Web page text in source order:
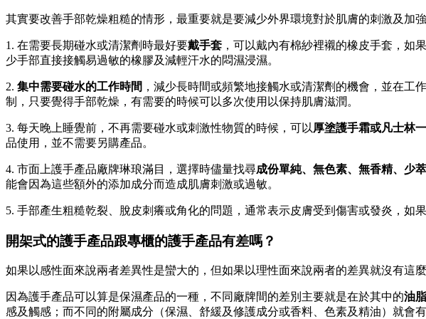
其實要改善手部乾燥粗糙的情形，最重要就是要減少外界環境對於肌膚的刺激及加
1. 在需要長期碰水或清潔劑時最好要戴手套 ，可以戴內有棉紗裡襯的橡皮手套，如
少手部直接接觸易過敏的橡膠及減輕汗水的悶濕浸濕。
2. 集中需要碰水的工作時間 ，減少長時間或頻繁地接觸水或清潔劑的機會，並在
制，只要覺得手部乾燥，有需要的時候可以多次使用以保持肌膚滋潤。
3. 每天晚上睡覺前，不再需要碰水或刺激性物質的時候，可以厚塗護手霜或凡士林
品使用，並不需要另購產品。
4. 市面上護手產品廠牌琳琅滿目，選擇時儘量找尋成份單純、無色素、無香精、少
能會因為這些額外的添加成分而造成肌膚刺激或過敏。
5. 手部產生粗糙乾裂、脫皮刺癢或角化的問題，通常表示皮膚受到傷害或發炎，
開架式的護手產品跟專櫃的護手產品有差嗎？
如果以感性面來說兩者差異性是蠻大的，但如果以理性面來說兩者的差異就沒有這麼
因為護手產品可以算是保濕產品的一種，不同廠牌間的差別主要就是在於其中的油
感及觸感；而不同的附屬成分（保濕、舒緩及修護成分或香料、色素及精油）就會